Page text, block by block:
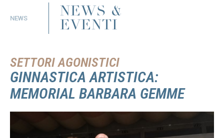
NEWS
NEWS &
EVENTI
SETTORI AGONISTICI
GINNASTICA ARTISTICA:
MEMORIAL BARBARA GEMME